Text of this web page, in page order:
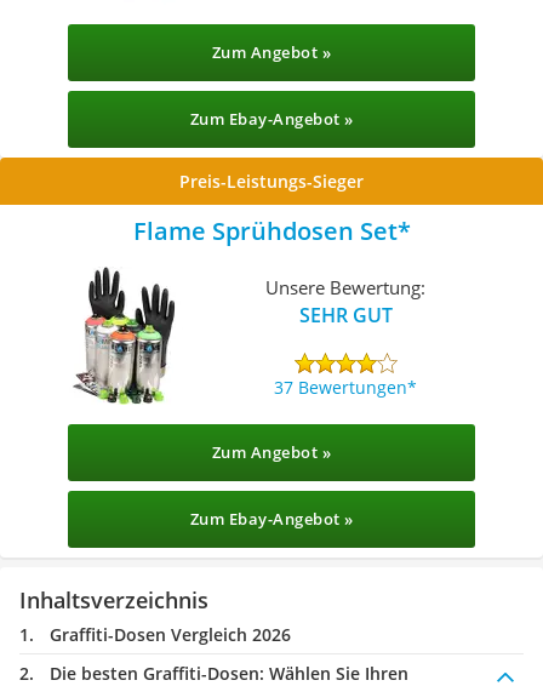
Zum Angebot »
Zum Ebay-Angebot »
Preis-Leistungs-Sieger
Flame Sprühdosen Set
Unsere Bewertung:
SEHR GUT
37 Bewertungen
Zum Angebot »
Zum Ebay-Angebot »
Inhaltsverzeichnis
Graffiti-Dosen Vergleich 2026
Die besten Graffiti-Dosen: Wählen Sie Ihren